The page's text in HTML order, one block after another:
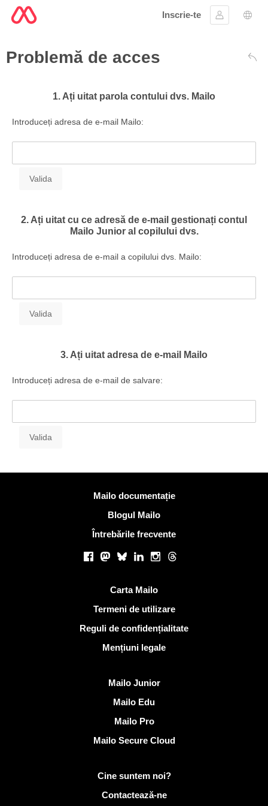
Inscrie-te
Conectare
Problemă de acces
1. Ați uitat parola contului dvs. Mailo
Introduceți adresa de e-mail Mailo:
2. Ați uitat cu ce adresă de e-mail gestionați contul
Mailo Junior al copilului dvs.
Introduceți adresa de e-mail a copilului dvs. Mailo:
3. Ați uitat adresa de e-mail Mailo
Introduceți adresa de e-mail de salvare:
Mai multe informatiiMailo documentație
Blogul Mailo
Întrebările frecvente
Facebook
Mastodon
BlueskyLinkedInInstagram
Threads
Carta Mailo
Termeni de utilizare
Reguli de confidențialitate
Mențiuni legale
Mailo Junior
Mailo Edu
Mailo Pro
Mailo Secure Cloud
Mai multe informații despre Mailo
Cine suntem noi?
Contactează-ne